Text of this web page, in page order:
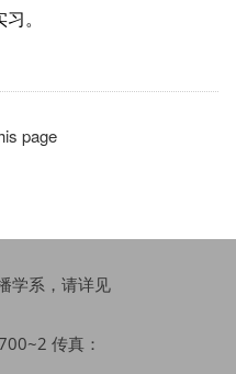
。
page
学系，请详见
传真：